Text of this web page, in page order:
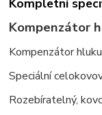
Kompenzátor
Kompenzátor
Speciální
Rozebíratelný,